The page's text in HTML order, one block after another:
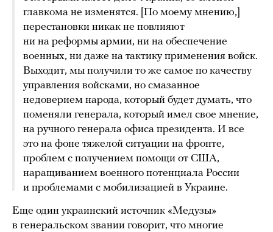
главкома не изменятся. [По моему мнению,]
перестановки никак не повлияют
ни на реформы армии, ни на обеспечение
военных, ни даже на тактику применения войск.
Выходит, мы получили то же самое по качеству
управления войсками, но смазанное
недоверием народа, который будет думать, что
поменяли генерала, который имел свое мнение,
на ручного генерала офиса президента. И все
это на фоне тяжелой ситуации на фронте,
проблем с получением помощи от США,
наращиванием военного потенциала России
и проблемами с мобилизацией в Украине.
Еще один украинский источник «Медузы»
в генеральском звании говорит, что многие